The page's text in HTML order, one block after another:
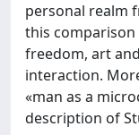
personal realm
this comparison
freedom, art
interaction.
«man as a
description of